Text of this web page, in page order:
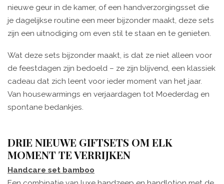
nieuwe geur in de kamer, of een handverzorgingsset die
je dagelijkse routine een meer bijzonder maakt, deze sets
zijn een uitnodiging om even stil te staan en te genieten.
Wat deze sets bijzonder maakt, is dat ze niet alleen voor
de feestdagen zijn bedoeld – ze zijn blijvend, een klassiek
cadeau dat zich leent voor ieder moment van het jaar.
Van housewarmings en verjaardagen tot Moederdag en
spontane bedankjes.
DRIE NIEUWE GIFTSETS OM ELK
MOMENT TE VERRIJKEN
Handcare set bamboo